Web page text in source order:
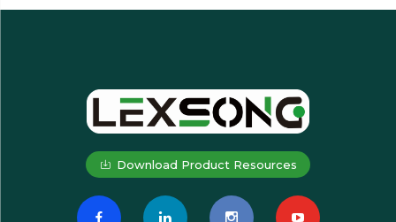
Download Product Resources